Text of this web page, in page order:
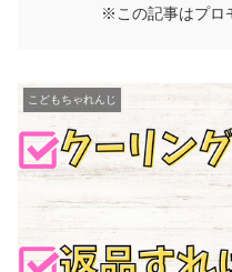
※この記事はプロ
こどもちゃれんじ